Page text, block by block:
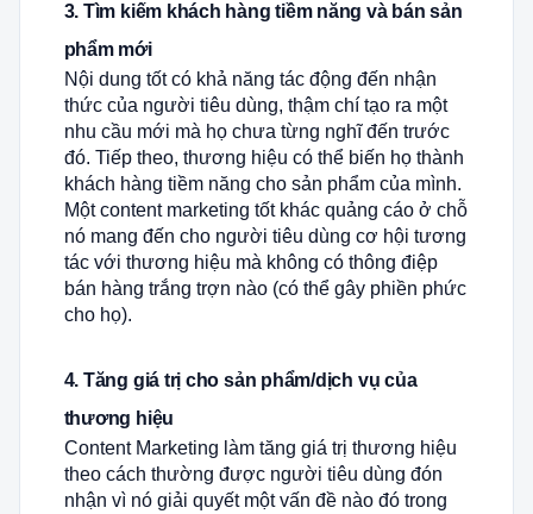
3. Tìm kiếm khách hàng tiềm năng và bán sản
phẩm mới
Nội dung tốt có khả năng tác động đến nhận
thức của người tiêu dùng, thậm chí tạo ra một
nhu cầu mới mà họ chưa từng nghĩ đến trước
đó. Tiếp theo, thương hiệu có thể biến họ thành
khách hàng tiềm năng cho sản phẩm của mình.
Một content marketing tốt khác quảng cáo ở chỗ
nó mang đến cho người tiêu dùng cơ hội tương
tác với thương hiệu mà không có thông điệp
bán hàng trắng trợn nào (có thể gây phiền phức
cho họ).
4. Tăng giá trị cho sản phẩm/dịch vụ của
thương hiệu
Content Marketing làm tăng giá trị thương hiệu
theo cách thường được người tiêu dùng đón
nhận vì nó giải quyết một vấn đề nào đó trong